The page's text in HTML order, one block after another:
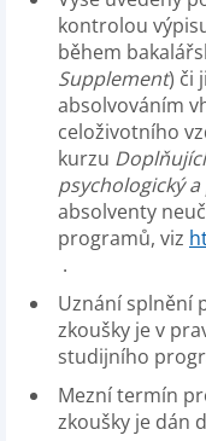
kontrolou
během
Supplement) či
absolvováním
celoživotního
kurzu
psychologický
absolventy
programů, viz
.
Uznání splnění
zkoušky je v
studijního
Mezní termín
zkoušky je dán